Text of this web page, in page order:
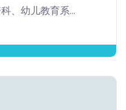
、幼儿教育系...